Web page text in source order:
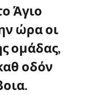
Άγιο
ώρα οι
ομάδας,
οδόν